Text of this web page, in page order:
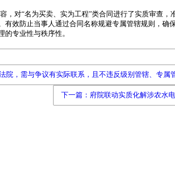
对“名为买卖、实为工程”类合同进行了实质审查，
效防止当事人通过合同名称规避专属管辖规则，确
专业性与秩序性。
院，需与争议有实际联系，且不违反级别管辖、专属
下一篇：府院联动实质化解涉农水